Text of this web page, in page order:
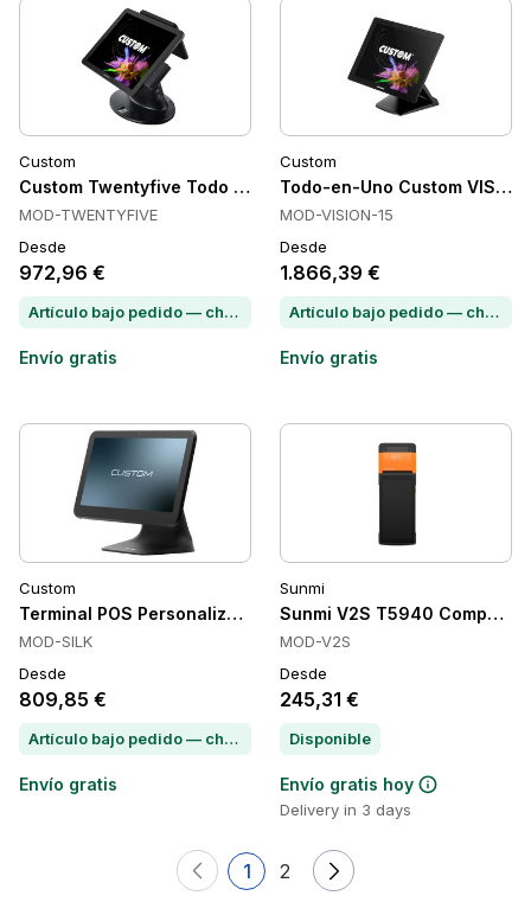
Custom
Custom Twentyfive Todo en Uno, Táctil, 17 pulgadas,
MOD-TWENTYFIVE
Desde
972,96 €
Artículo bajo pedido — chatea para conocer el plazo de entrega
Envío gratis
Custom
Todo-en-Uno Custom
MOD-VISION-15
Desde
1.866,39 €
Artículo bajo pedido — chatea para conocer el plazo de entrega
Envío gratis
Custom
Terminal POS Personalizado de Seda Todo en Uno, SSD,
MOD-SILK
Desde
809,85 €
Artículo bajo pedido — chatea para conocer el plazo de entrega
Envío gratis
Sunmi
Sunmi V2S T5940
MOD-V2S
Desde
245,31 €
Disponible
Envío gratis hoy
Delivery in 3 days
1 2